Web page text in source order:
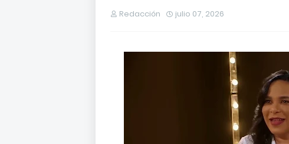
Redacción julio 07, 2026